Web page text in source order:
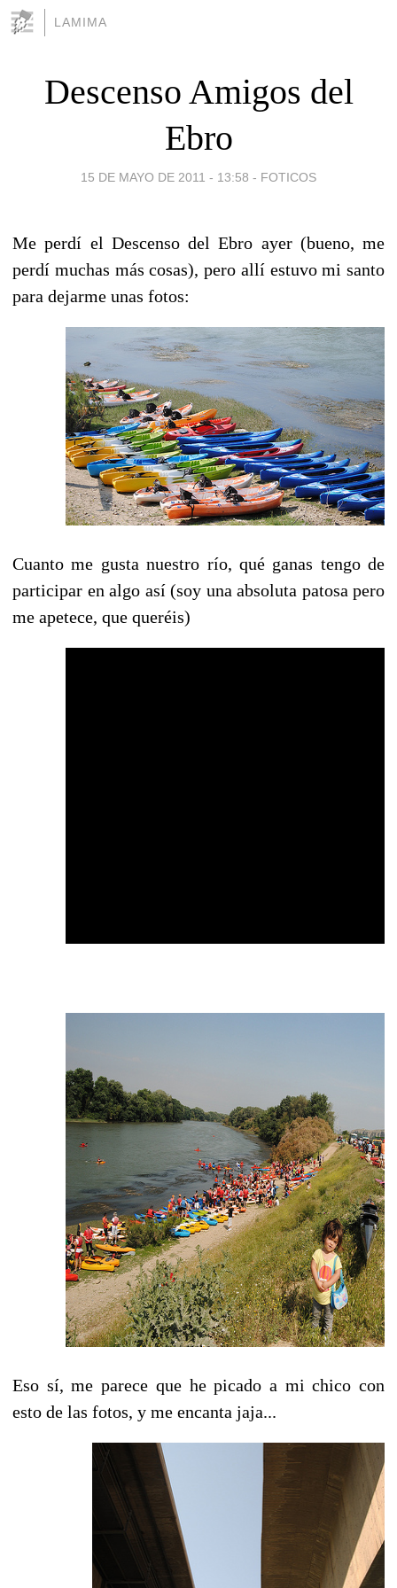
LAMIMA
Descenso Amigos del
Ebro
15 DE MAYO DE 2011 - 13:58 - FOTICOS
Me perdí el Descenso del Ebro ayer (bueno, me
perdí muchas más cosas), pero allí estuvo mi santo
para dejarme unas fotos:
Cuanto me gusta nuestro río, qué ganas tengo de
participar en algo así (soy una absoluta patosa pero
me apetece, que queréis)
Eso sí, me parece que he picado a mi chico con
esto de las fotos, y me encanta jaja...